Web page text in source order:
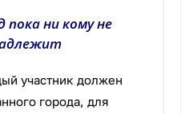
ни кому не
участник должен
города, для